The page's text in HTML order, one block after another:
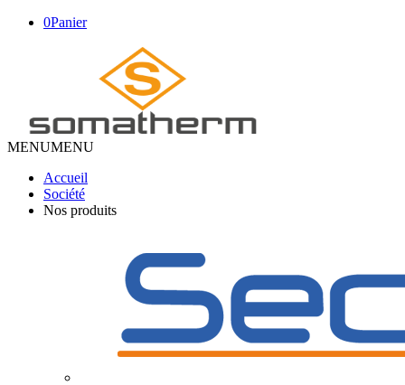
0Panier
MENUMENU
Accueil
Société
Nos produits